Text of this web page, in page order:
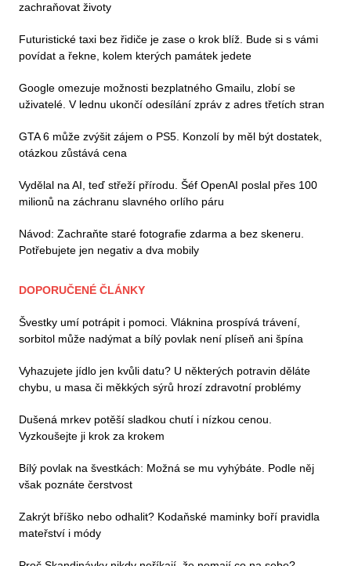
zachraňovat životy
Futuristické taxi bez řidiče je zase o krok blíž. Bude si s vámi
povídat a řekne, kolem kterých památek jedete
Google omezuje možnosti bezplatného Gmailu, zlobí se
uživatelé. V lednu ukončí odesílání zpráv z adres třetích stran
GTA 6 může zvýšit zájem o PS5. Konzolí by měl být dostatek,
otázkou zůstává cena
Vydělal na AI, teď střeží přírodu. Šéf OpenAI poslal přes 100
milionů na záchranu slavného orlího páru
Návod: Zachraňte staré fotografie zdarma a bez skeneru.
Potřebujete jen negativ a dva mobily
DOPORUČENÉ ČLÁNKY
Švestky umí potrápit i pomoci. Vláknina prospívá trávení,
sorbitol může nadýmat a bílý povlak není plíseň ani špína
Vyhazujete jídlo jen kvůli datu? U některých potravin děláte
chybu, u masa či měkkých sýrů hrozí zdravotní problémy
Dušená mrkev potěší sladkou chutí i nízkou cenou.
Vyzkoušejte ji krok za krokem
Bílý povlak na švestkách: Možná se mu vyhýbáte. Podle něj
však poznáte čerstvost
Zakrýt bříško nebo odhalit? Kodaňské maminky boří pravidla
mateřství i módy